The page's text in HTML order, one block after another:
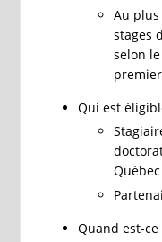
Au plus
stages
selon
Qui est
Québec
Quand est-